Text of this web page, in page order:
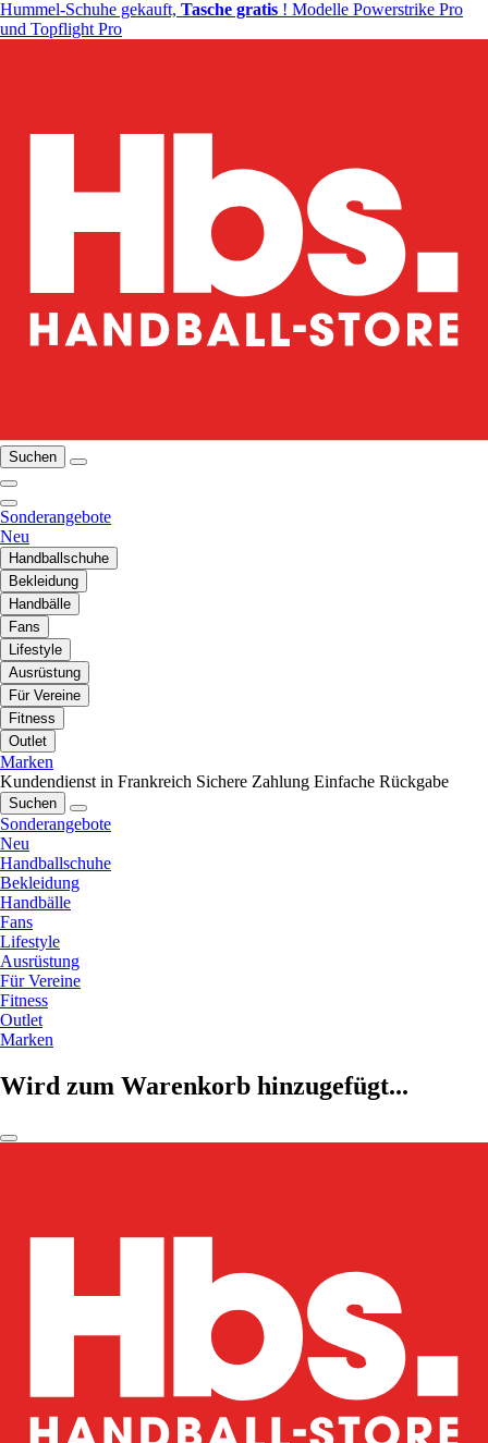
Hummel-Schuhe gekauft, Tasche gratis ! Modelle Powerstrike Pro
und Topflight Pro
Suchen
Sonderangebote
Neu
Handballschuhe
Bekleidung
Handbälle
Fans
Lifestyle
Ausrüstung
Für Vereine
Fitness
Outlet
Marken
Kundendienst in Frankreich Sichere Zahlung Einfache Rückgabe
Suchen
Sonderangebote
Neu
Handballschuhe
Bekleidung
Handbälle
Fans
Lifestyle
Ausrüstung
Für Vereine
Fitness
Outlet
Marken
Wird zum Warenkorb hinzugefügt...